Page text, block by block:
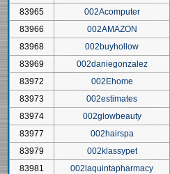
83965
002Acomputer
83966
002AMAZON
83968
002buyhollow
83969
002daniegonzalez
83972
002Ehome
83973
002estimates
83974
002glowbeauty
83977
002hairspa
83979
002klassypet
83981
002laquintapharmacy